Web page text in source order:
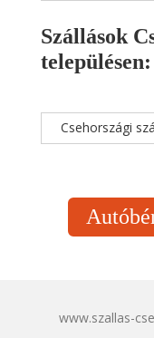
Szállások
településen:
Csehországi
www.szallas-